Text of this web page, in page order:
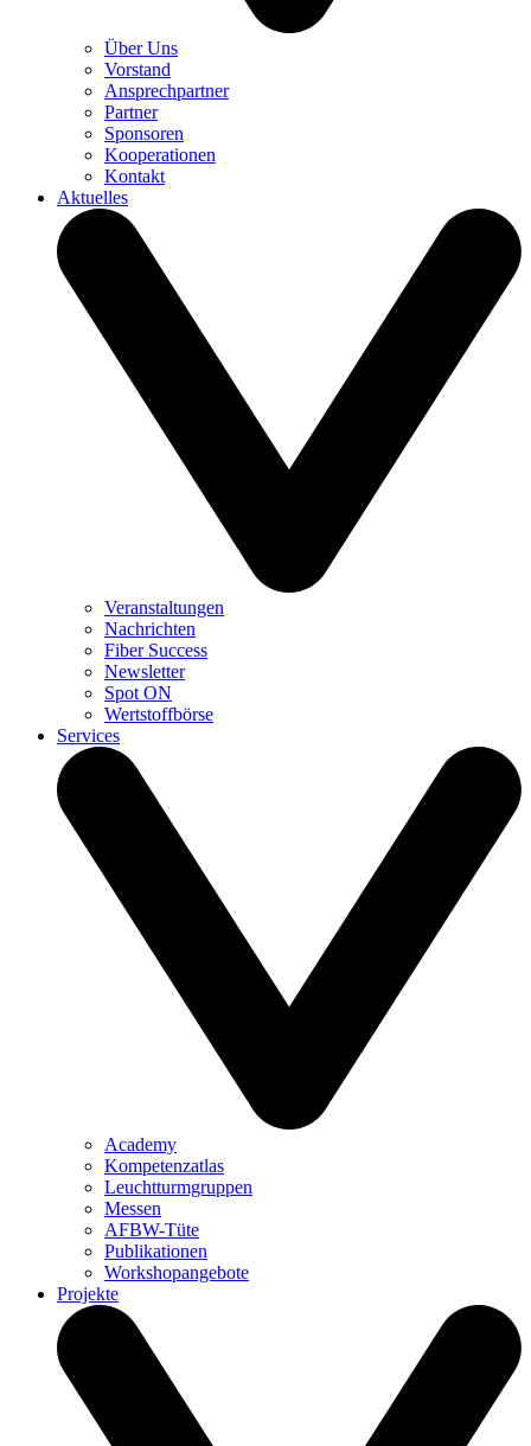
Über Uns
Vorstand
Ansprechpartner
Partner
Sponsoren
Kooperationen
Kontakt
Aktuelles
Veranstaltungen
Nachrichten
Fiber Success
Newsletter
Spot ON
Wertstoffbörse
Services
Academy
Kompetenzatlas
Leuchtturm­gruppen
Messen
AFBW-Tüte
Publikationen
Workshopangebote
Projekte